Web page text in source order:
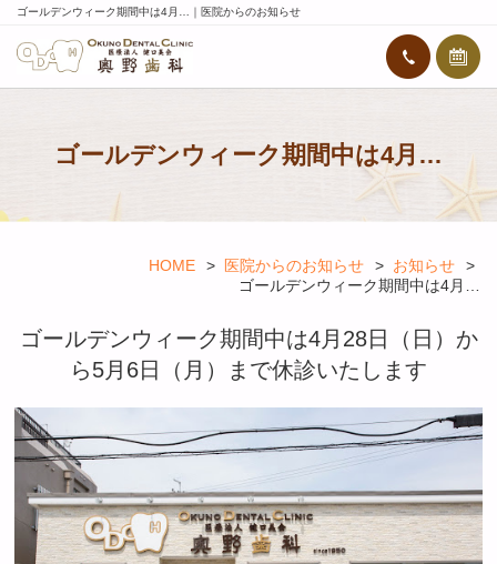
ゴールデンウィーク期間中は4月…｜医院からのお知らせ
ゴールデンウィーク期間中は4月…
HOME 医院からのお知らせ
お知らせ
ゴールデンウィーク期間中は4月…
ゴールデンウィーク期間中は4月28日（日）か
ら5月6日（月）まで休診いたします